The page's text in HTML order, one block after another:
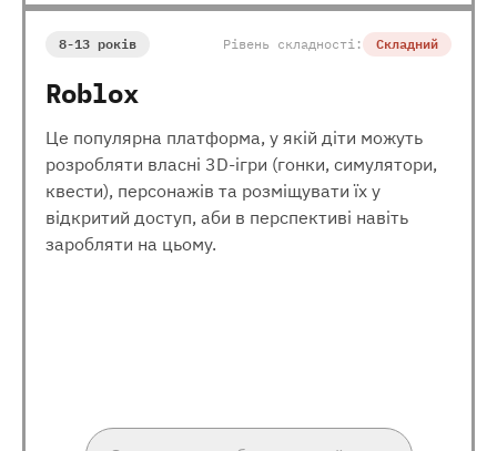
8-13 років Рівень складності: Складний
Roblox
Це популярна платформа, у якій діти можуть
розробляти власні 3D-ігри (гонки, симулятори,
квести), персонажів та розміщувати їх у
відкритий доступ, аби в перспективі навіть
заробляти на цьому.